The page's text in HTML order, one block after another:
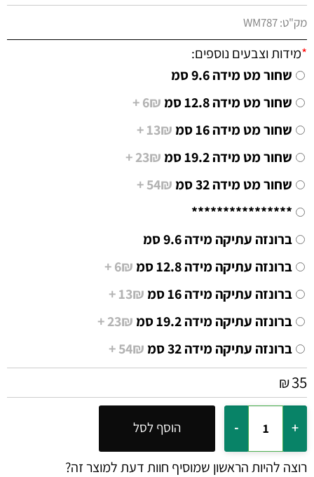
מק"ט:WM787
*מידות וצבעים נוספים:
שחור מט מידה 9.6 סמ
שחור מט מידה 12.8 סמ
6₪ +
שחור מט מידה 16 סמ
13₪ +
שחור מט מידה 19.2 סמ
23₪ +
שחור מט מידה 32 סמ
54₪ +
****************
ברונזה עתיקה מידה 9.6 סמ
ברונזה עתיקה מידה 12.8 סמ
6₪ +
ברונזה עתיקה מידה 16 סמ
13₪ +
ברונזה עתיקה מידה 19.2 סמ
23₪ +
ברונזה עתיקה מידה 32 סמ
54₪ +
₪35
הוסף לסל
רוצה להיות הראשון שמוסיף חוות דעת למוצר זה?